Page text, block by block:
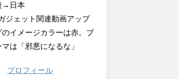
→日本
ジェット関連動画アップ
イメージカラーは赤。ブ
は「邪悪になるな」
プロフィール